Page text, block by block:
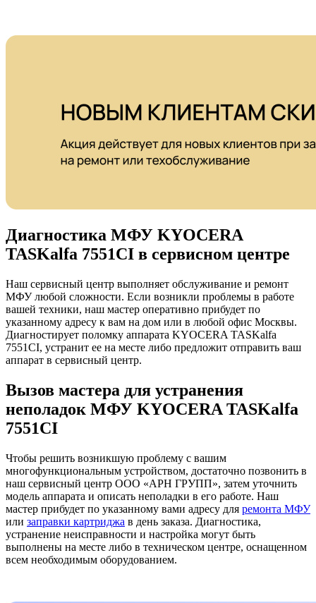
Диагностика МФУ KYOCERA
TASKalfa 7551CI в сервисном центре
Наш сервисный центр выполняет обслуживание и ремонт
МФУ любой сложности. Если возникли проблемы в работе
вашей техники, наш мастер оперативно прибудет по
указанному адресу к вам на дом или в любой офис Москвы.
Диагностирует поломку аппарата KYOCERA TASKalfa
7551CI, устранит ее на месте либо предложит отправить ваш
аппарат в сервисный центр.
Вызов мастера для устранения
неполадок МФУ KYOCERA TASKalfa
7551CI
Чтобы решить возникшую проблему с вашим
многофункциональным устройством, достаточно позвонить в
наш сервисный центр ООО «АРН ГРУПП», затем уточнить
модель аппарата и описать неполадки в его работе. Наш
мастер прибудет по указанному вами адресу для ремонта МФУ
или заправки картриджа в день заказа. Диагностика,
устранение неисправности и настройка могут быть
выполнены на месте либо в техническом центре, оснащенном
всем необходимым оборудованием.